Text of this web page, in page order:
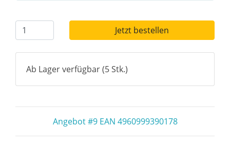
Jetzt bestellen
Ab Lager verfügbar (5 Stk.)
Angebot #9 EAN 4960999390178